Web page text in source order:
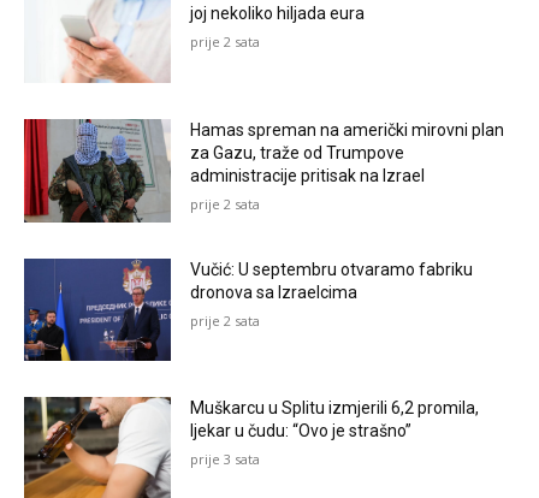
joj nekoliko hiljada eura
prije 2 sata
Hamas spreman na američki mirovni plan
za Gazu, traže od Trumpove
administracije pritisak na Izrael
prije 2 sata
Vučić: U septembru otvaramo fabriku
dronova sa Izraelcima
prije 2 sata
Muškarcu u Splitu izmjerili 6,2 promila,
ljekar u čudu: “Ovo je strašno”
prije 3 sata